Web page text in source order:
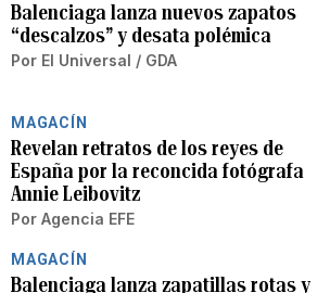
Balenciaga lanza nuevos zapatos
“descalzos” y desata polémica
Por El Universal / GDA
MAGACÍN
Revelan retratos de los reyes de
España por la reconcida fotógrafa
Annie Leibovitz
Por Agencia EFE
MAGACÍN
Balenciaga lanza zapatillas rotas y